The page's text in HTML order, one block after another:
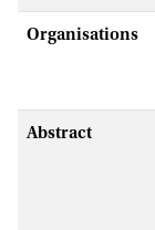
Organisations
Abstract